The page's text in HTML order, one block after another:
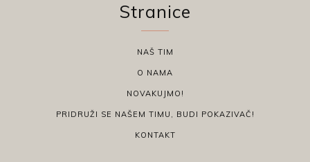
Stranice
NAŠ TIM
O NAMA
NOVAKUJMO!
PRIDRUŽI SE NAŠEM TIMU, BUDI POKAZIVAČ!
KONTAKT